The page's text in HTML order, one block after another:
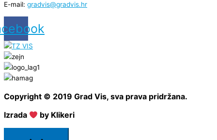
E-mail: gradvis@gradvis.hr
Copyright © 2019 Grad Vis, sva prava pridržana.
Izrada
by Klikeri